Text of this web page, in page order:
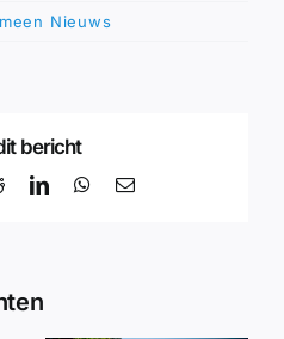
Nieuws
bericht
RedditLinkedInWhatsApp
E-